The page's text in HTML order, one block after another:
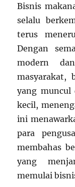
Bisnis
selalu
terus
Dengan
modern
masyarakat,
yang
kecil,
ini
para
membahas
yang
memulai